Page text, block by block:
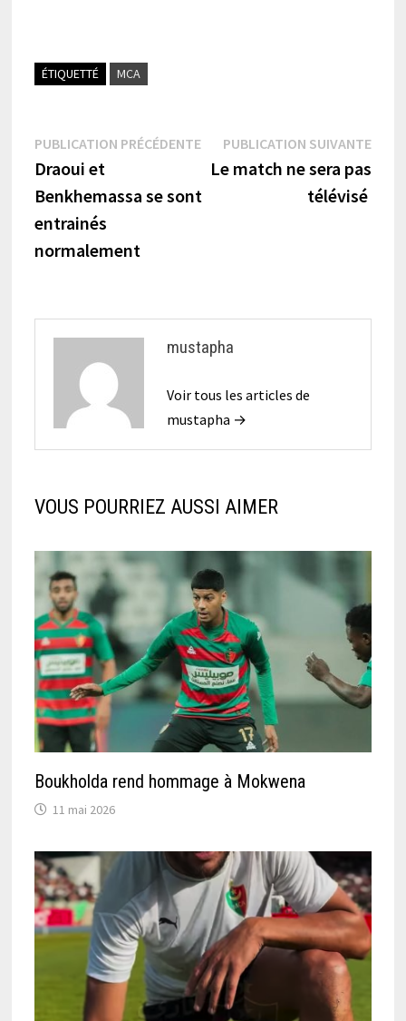
ÉTIQUETTÉ MCA
Navigation
de
l’article
PUBLICATION PRÉCÉDENTEPublication
précédente :
Draoui et
Benkhemassa se sont
entrainés
normalement
PUBLICATION SUIVANTE
Le match ne sera pas
télévisé
mustapha
Voir tous les articles de
mustapha →
VOUS POURRIEZ AUSSI AIMER
Boukholda rend hommage à Mokwena
11 mai 2026